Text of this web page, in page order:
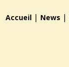
Accueil | News |